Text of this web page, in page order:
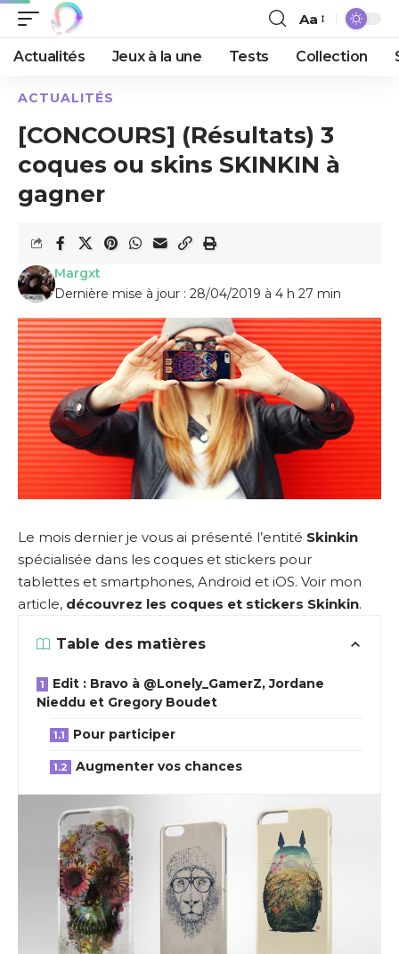
Aa
Actualités Jeux à la une Tests Collection
ACTUALITÉS
[CONCOURS] (Résultats) 3
coques ou skins SKINKIN à
gagner
Dernière mise à jour : 28/04/2019 à 4 h 27 min
Margxt
Le mois dernier je vous ai présenté l’entité Skinkin
spécialisée dans les coques et stickers pour
tablettes et smartphones, Android et iOS. Voir mon
article, découvrez les coques et stickers Skinkin.
Table des matières
Edit : Bravo à @Lonely_GamerZ, Jordane
Nieddu et Gregory Boudet
Pour participer
Augmenter vos chances